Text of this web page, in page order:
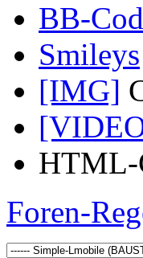
BB-
Smileys
[IMG]
HTML-
Foren-